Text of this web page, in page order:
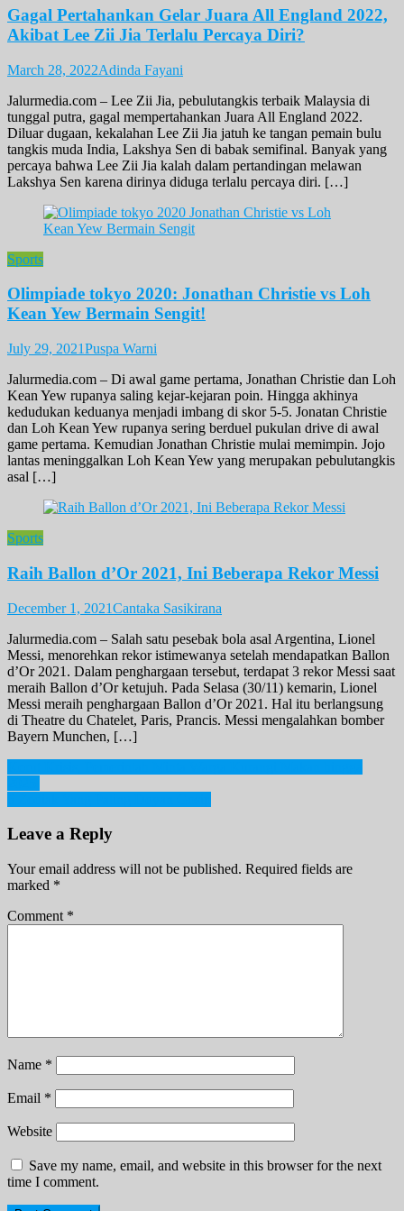
Gagal Pertahankan Gelar Juara All England 2022,
Akibat Lee Zii Jia Terlalu Percaya Diri?
March 28, 2022Adinda Fayani
Jalurmedia.com – Lee Zii Jia, pebulutangkis terbaik Malaysia di
tunggal putra, gagal mempertahankan Juara All England 2022.
Diluar dugaan, kekalahan Lee Zii Jia jatuh ke tangan pemain bulu
tangkis muda India, Lakshya Sen di babak semifinal. Banyak yang
percaya bahwa Lee Zii Jia kalah dalam pertandingan melawan
Lakshya Sen karena dirinya diduga terlalu percaya diri. […]
Sports
Olimpiade tokyo 2020: Jonathan Christie vs Loh
Kean Yew Bermain Sengit!
July 29, 2021Puspa Warni
Jalurmedia.com – Di awal game pertama, Jonathan Christie dan Loh
Kean Yew rupanya saling kejar-kejaran poin. Hingga akhinya
kedudukan keduanya menjadi imbang di skor 5-5. Jonatan Christie
dan Loh Kean Yew rupanya sering berduel pukulan drive di awal
game pertama. Kemudian Jonathan Christie mulai memimpin. Jojo
lantas meninggalkan Loh Kean Yew yang merupakan pebulutangkis
asal […]
Sports
Raih Ballon d’Or 2021, Ini Beberapa Rekor Messi
December 1, 2021Cantaka Sasikirana
Jalurmedia.com – Salah satu pesebak bola asal Argentina, Lionel
Messi, menorehkan rekor istimewanya setelah mendapatkan Ballon
d’Or 2021. Dalam penghargaan tersebut, terdapat 3 rekor Messi saat
meraih Ballon d’Or ketujuh. Pada Selasa (30/11) kemarin, Lionel
Messi meraih penghargaan Ballon d’Or 2021. Hal itu berlangsung
di Theatre du Chatelet, Paris, Prancis. Messi mengalahkan bomber
Bayern Munchen, […]
Post
navigation
Leave a Reply
Your email address will not be published. Required fields are
marked *
Comment *
Name *
Email *
Website
Save my name, email, and website in this browser for the next
time I comment.